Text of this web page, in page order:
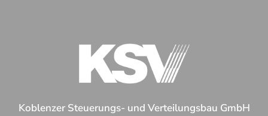
Koblenzer Steuerungs- und Verteilungsbau GmbH